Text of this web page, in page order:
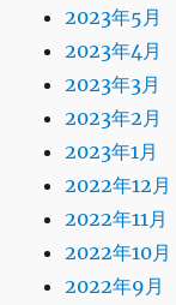
2023年5月
2023年4月
2023年3月
2023年2月
2023年1月
2022年12月
2022年11月
2022年10月
2022年9月